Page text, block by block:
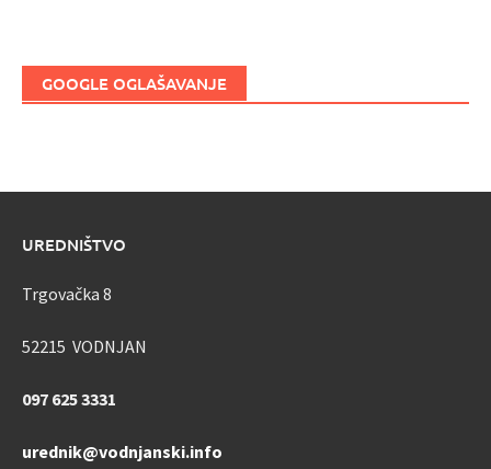
GOOGLE OGLAŠAVANJE
UREDNIŠTVO
Trgovačka 8
52215 VODNJAN
097 625 3331
urednik@vodnjanski.info